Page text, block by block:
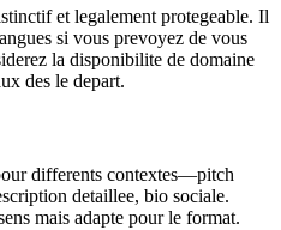
et legalement protegeable. Il
si vous prevoyez de vous
la disponibilite de domaine
des le depart.
differents contextes—pitch
detaillee, bio sociale.
mais adapte pour le format.